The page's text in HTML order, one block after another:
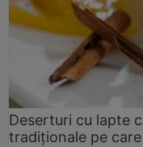
Deserturi cu lapte
tradiționale pe